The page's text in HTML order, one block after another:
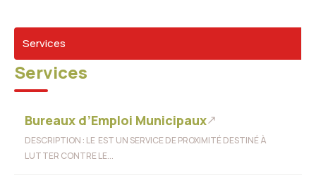
Services
Services
Bureaux d’Emploi Municipaux
DESCRIPTION : LE EST UN SERVICE DE PROXIMITÉ DESTINÉ À
LUTTER CONTRE LE...